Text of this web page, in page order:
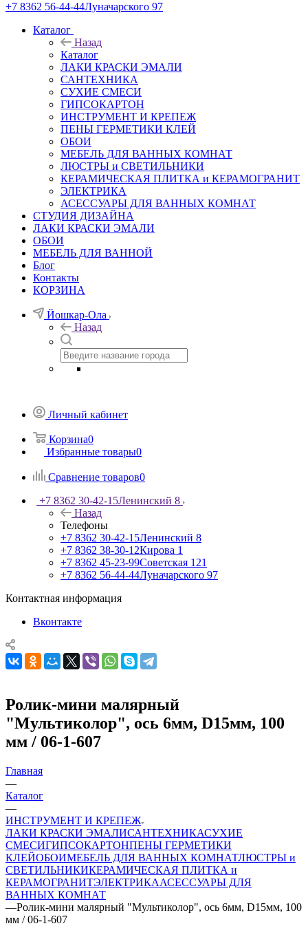
+7 8362 56-44-44Луначарского 97
Каталог
Назад
Каталог
ЛАКИ КРАСКИ ЭМАЛИ
САНТЕХНИКА
СУХИЕ СМЕСИ
ГИПСОКАРТОН
ИНСТРУМЕНТ И КРЕПЕЖ
ПЕНЫ ГЕРМЕТИКИ КЛЕЙ
ОБОИ
МЕБЕЛЬ ДЛЯ ВАННЫХ КОМНАТ
ЛЮСТРЫ и СВЕТИЛЬНИКИ
КЕРАМИЧЕСКАЯ ПЛИТКА и КЕРАМОГРАНИТ
ЭЛЕКТРИКА
АСЕССУАРЫ ДЛЯ ВАННЫХ КОМНАТ
СТУДИЯ ДИЗАЙНА
ЛАКИ КРАСКИ ЭМАЛИ
ОБОИ
МЕБЕЛЬ ДЛЯ ВАННОЙ
Блог
Контакты
КОРЗИНА
Йошкар-Ола
Назад
Личный кабинет
Корзина0
Избранные товары0
Сравнение товаров0
+7 8362 30-42-15Ленинский 8
Назад
Телефоны
+7 8362 30-42-15Ленинский 8
+7 8362 38-30-12Кирова 1
+7 8362 45-23-99Советская 121
+7 8362 56-44-44Луначарского 97
Контактная информация
Вконтакте
Ролик-мини малярный
"Мультиколор", ось 6мм, D15мм, 100
мм / 06-1-607
Главная
—
Каталог
—
ИНСТРУМЕНТ И КРЕПЕЖ
ЛАКИ КРАСКИ ЭМАЛИСАНТЕХНИКАСУХИЕ
СМЕСИГИПСОКАРТОНПЕНЫ ГЕРМЕТИКИ
КЛЕЙОБОИМЕБЕЛЬ ДЛЯ ВАННЫХ КОМНАТЛЮСТРЫ и
СВЕТИЛЬНИКИКЕРАМИЧЕСКАЯ ПЛИТКА и
КЕРАМОГРАНИТЭЛЕКТРИКААСЕССУАРЫ ДЛЯ
ВАННЫХ КОМНАТ
—Ролик-мини малярный "Мультиколор", ось 6мм, D15мм, 100
мм / 06-1-607